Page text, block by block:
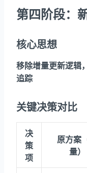
第四阶段：
核心思想
移除增量更新逻辑
追踪
关键决策对比
决
策
项
原方案
量）